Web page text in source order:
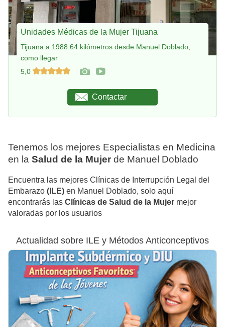
Unidades Médicas de la Mujer Tijuana
Tijuana a 1988.64 kilómetros desde Manuel Doblado,
como llegar
5,0
Contactar
Tenemos los mejores Especialistas en Medicina
en la Salud de la Mujer de Manuel Doblado
Encuentra las mejores Clínicas de Interrupción Legal del
Embarazo (ILE) en Manuel Doblado, solo aquí
encontrarás las Clínicas de Salud de la Mujer mejor
valoradas por los usuarios
Actualidad sobre ILE y Métodos Anticonceptivos